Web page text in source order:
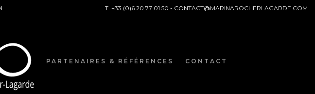
T. +33 (0)6 20 77 01 50 - CONTACT@MARINAROCHERLAGARDE.COM
PARTENAIRES & RÉFÉRENCES CONTACT